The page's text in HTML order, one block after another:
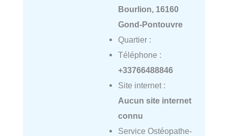
Bourlion, 16160
Gond-Pontouvre
Quartier :
Téléphone :
+33766488846
Site internet :
Aucun site internet
connu
Service Ostéopathe-